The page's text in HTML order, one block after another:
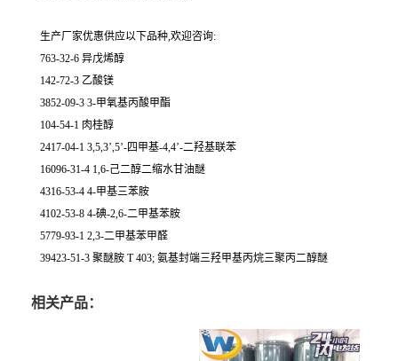
生产厂家优惠供应以下品种,欢迎咨询:
763-32-6 异戊烯醇
142-72-3 乙酸镁
3852-09-3 3-甲氧基丙酸甲酯
104-54-1 肉桂醇
2417-04-1 3,5,3’,5’-四甲基-4,4’-二羟基联苯
16096-31-4 1,6-己二醇二缩水甘油醚
4316-53-4 4-甲基三苯胺
4102-53-8 4-碘-2,6-二甲基苯胺
5779-93-1 2,3-二甲基苯甲醛
39423-51-3 聚醚胺 T 403; 氨基封端三羟甲基丙烷三聚丙二醇醚
相关产品：